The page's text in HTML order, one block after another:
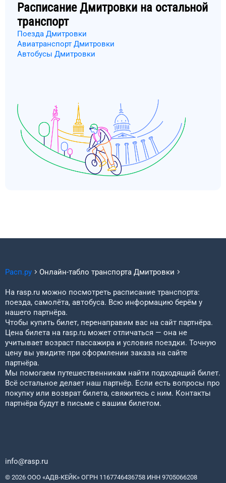
РасписаниеДмитровки на остальной
транспорт
Поезда Дмитровки
Авиатранспорт Дмитровки
Автобусы Дмитровки
Расп.ру Онлайн-табло транспорта Дмитровки
На rasp.ru можно посмотреть расписание транспорта:
поезда, самолёта, автобуса. Всю информацию берём у
нашего партнёра.
Чтобы купить билет, перенаправим вас на сайт партнёра.
Цена билета на rasp.ru может отличаться — она не
учитывает возраст пассажира и условия поездки. Точную
цену вы увидите при оформлении заказа на сайте
партнёра.
Мы помогаем путешественникам найти подходящий билет.
Всё остальное делает наш партнёр. Если есть вопросы про
покупку или возврат билета, свяжитесь с ним. Контакты
партнёра будут в письме с вашим билетом.
info@rasp.ru
© 2026 ООО «АДВ-КЕЙК» ОГРН 1167746436758 ИНН 9705066208